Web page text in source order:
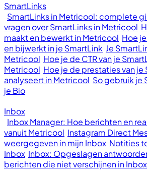
SmartLinks
SmartLinks in Metricool: complete
vragen over SmartLinks in Metricool
maakt en bewerkt in Metricool Hoe
en bijwerkt in je SmartLink Je
Metricool Hoe je de CTR van je
Metricool Hoe je de prestaties van je
analyseert in Metricool So gebruik je
je Bio
Inbox
Inbox Manager: Hoe berichten en
vanuit Metricool Instagram Direct
weergegeven in mijn Inbox Notities
Inbox Inbox: Opgeslagen
berichten die niet verschijnen in Inbox